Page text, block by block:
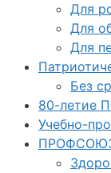
Для
Для
Для
Без
80-летие
Учебно-